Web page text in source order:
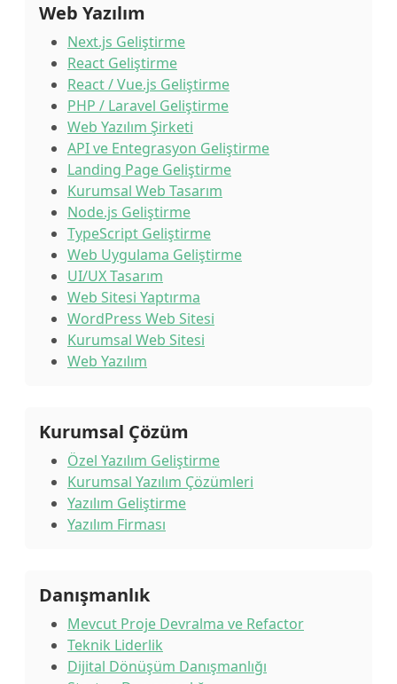
Web Yazılım
Next.js Geliştirme
React Geliştirme
React / Vue.js Geliştirme
PHP / Laravel Geliştirme
Web Yazılım Şirketi
API ve Entegrasyon Geliştirme
Landing Page Geliştirme
Kurumsal Web Tasarım
Node.js Geliştirme
TypeScript Geliştirme
Web Uygulama Geliştirme
UI/UX Tasarım
Web Sitesi Yaptırma
WordPress Web Sitesi
Kurumsal Web Sitesi
Web Yazılım
Kurumsal Çözüm
Özel Yazılım Geliştirme
Kurumsal Yazılım Çözümleri
Yazılım Geliştirme
Yazılım Firması
Danışmanlık
Mevcut Proje Devralma ve Refactor
Teknik Liderlik
Dijital Dönüşüm Danışmanlığı